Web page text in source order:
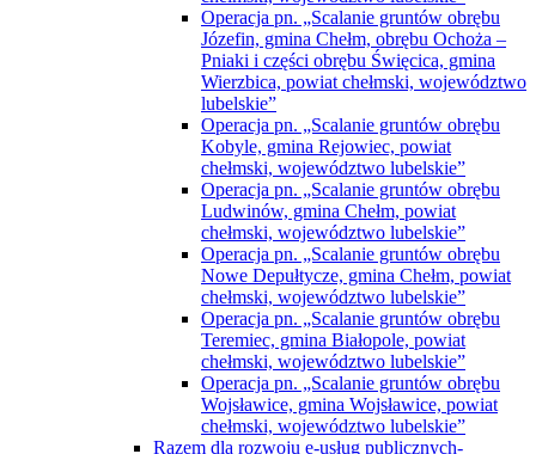
Operacja pn. „Scalanie gruntów obrębu
Józefin, gmina Chełm, obrębu Ochoża –
Pniaki i części obrębu Święcica, gmina
Wierzbica, powiat chełmski, województwo
lubelskie”
Operacja pn. „Scalanie gruntów obrębu
Kobyle, gmina Rejowiec, powiat
chełmski, województwo lubelskie”
Operacja pn. „Scalanie gruntów obrębu
Ludwinów, gmina Chełm, powiat
chełmski, województwo lubelskie”
Operacja pn. „Scalanie gruntów obrębu
Nowe Depułtycze, gmina Chełm, powiat
chełmski, województwo lubelskie”
Operacja pn. „Scalanie gruntów obrębu
Teremiec, gmina Białopole, powiat
chełmski, województwo lubelskie”
Operacja pn. „Scalanie gruntów obrębu
Wojsławice, gmina Wojsławice, powiat
chełmski, województwo lubelskie”
Razem dla rozwoju e-usług publicznych-